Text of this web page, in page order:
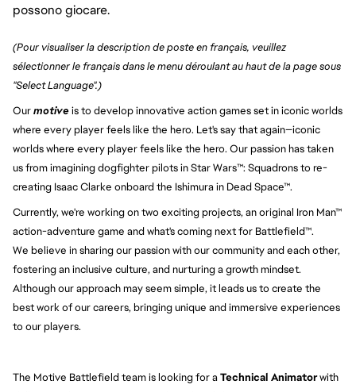
possono giocare.
(Pour visualiser la description de poste en français, veuillez
sélectionner le français dans le menu déroulant au haut de la page sous
"Select Language".)
Ourmotiveis to develop innovative action games set in iconic worlds
where every player feels like the hero. Let's say that again—iconic
worlds where every player feels like the hero. Our passion has taken
us from imagining dogfighter pilots in Star Wars™: Squadrons to re-
creating Isaac Clarke onboard the Ishimura in Dead Space™.
Currently, we're working on two exciting projects, an original Iron Man™
action-adventure game and what's coming next for Battlefield™.
We believe in sharing our passion with our community and each other,
fostering an inclusive culture, and nurturing a growth mindset.
Although our approach may seem simple, it leads us to create the
best work of our careers, bringing unique and immersive experiences
to our players.
The Motive Battlefield team is looking for aTechnical Animatorwith